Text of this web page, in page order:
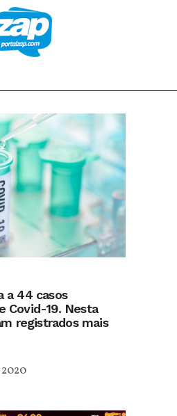
a 44 casos
Covid-19. Nesta
registrados mais
2020